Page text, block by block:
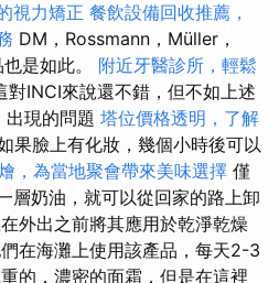
視力矯正 餐飲設備回收推薦，
DM，Rossmann，Müller，
是如此。 附近牙醫診所，輕鬆
對INCI來說還不錯，但不如上述
出現的問題 塔位價格透明，了解
果臉上有化妝，幾個小時後可以
，為當地聚會帶來美味選擇 僅
層奶油，就可以從回家的路上卸
外出之前將其應用於乾淨乾燥
在海灘上使用該產品，每天2-3
的，濃密的面霜，但是在這裡